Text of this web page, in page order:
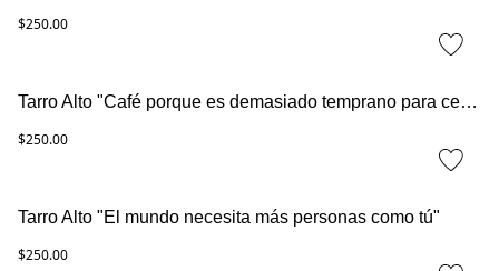
$250.00
Tarro Alto "Café porque es demasiado temprano para cerveza"
$250.00
Tarro Alto "El mundo necesita más personas como tú"
$250.00